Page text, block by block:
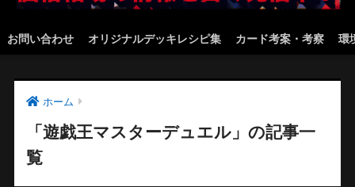
お問い合わせ オリジナルデッキレシピ集 カード考案・考察 環
ホーム
「遊戯王マスターデュエル」の記事一
覧